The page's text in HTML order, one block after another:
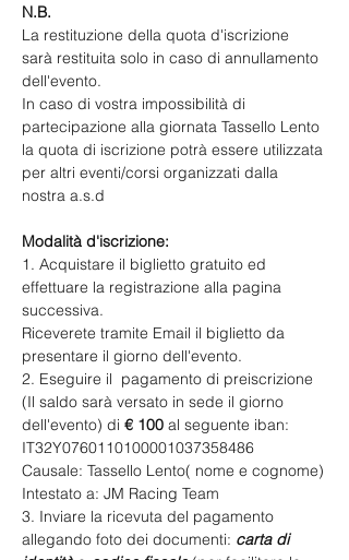
N.B.
La restituzione della quota d'iscrizione
sarà restituita solo in caso di annullamento
dell'evento.
In caso di vostra impossibilità di
partecipazione alla giornata Tassello Lento
la quota di iscrizione potrà essere utilizzata
per altri eventi/corsi organizzati dalla
nostra a.s.d
Modalità d'iscrizione:
1. Acquistare il biglietto gratuito ed
effettuare la registrazione alla pagina
successiva.
Riceverete tramite Email il biglietto da
presentare il giorno dell'evento.
2. Eseguire il  pagamento di preiscrizione
(Il saldo sarà versato in sede il giorno
dell'evento) di € 100 al seguente iban:
IT32Y0760110100001037358486
​Causale: Tassello Lento( nome e cognome)
Intestato a: JM Racing Team
3. Inviare la ricevuta del pagamento
allegando foto dei documenti: carta di